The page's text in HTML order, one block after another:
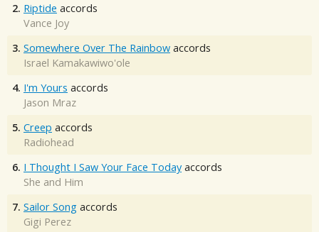
2. Riptide accords
Vance Joy
3. Somewhere Over The Rainbow accords
Israel Kamakawiwo'ole
4. I'm Yours accords
Jason Mraz
5. Creep accords
Radiohead
6. I Thought I Saw Your Face Today accords
She and Him
7. Sailor Song accords
Gigi Perez